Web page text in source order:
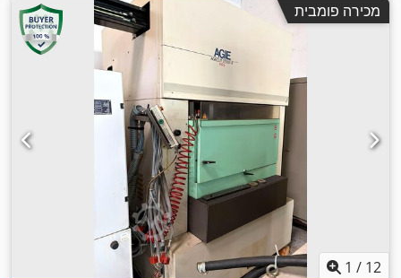
מכירה פומבית
1 / 12